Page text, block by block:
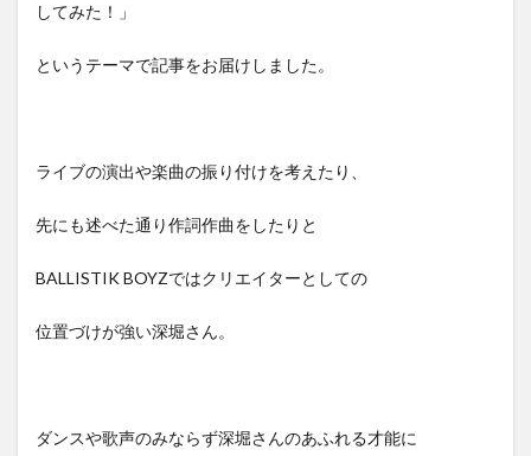
してみた！」
というテーマで記事をお届けしました。
ライブの演出や楽曲の振り付けを考えたり、
先にも述べた通り作詞作曲をしたりと
BALLISTIK BOYZではクリエイターとしての
位置づけが強い深堀さん。
ダンスや歌声のみならず深堀さんのあふれる才能に